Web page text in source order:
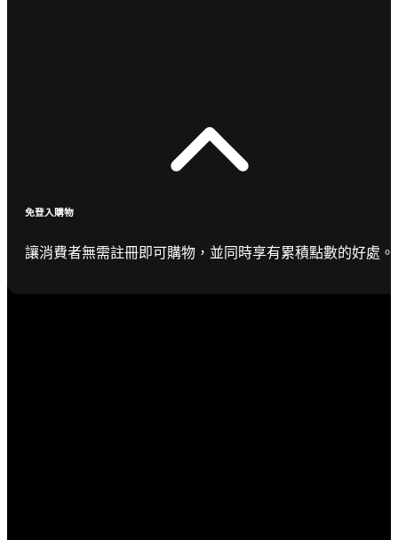
免登入購物
讓消費者無需註冊即可購物，並同時享有累積點數的好處。